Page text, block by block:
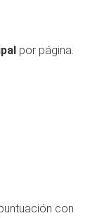
por página.
con